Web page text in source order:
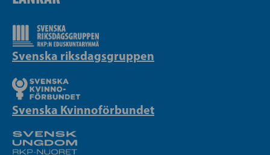
Svenska riksdagsgruppen
Svenska Kvinnoförbundet